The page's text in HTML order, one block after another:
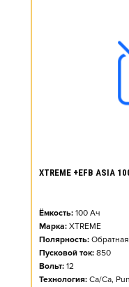
XTREME +EFB ASIA
Ёмкость: 100 Ач
Марка: XTREME
Полярность: Обратная
Пусковой ток: 850
Вольт: 12
Технология: Ca/Ca,